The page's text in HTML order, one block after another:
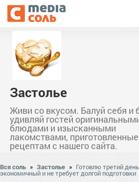
Застолье
Живи со вкусом. Балуй себя и
удивляй гостей
блюдами и изысканными
лакомствами,
рецептам с нашего сайта.
Вся соль » Застолье » Готовлю третий
экономичный и не требует долгой подготовки